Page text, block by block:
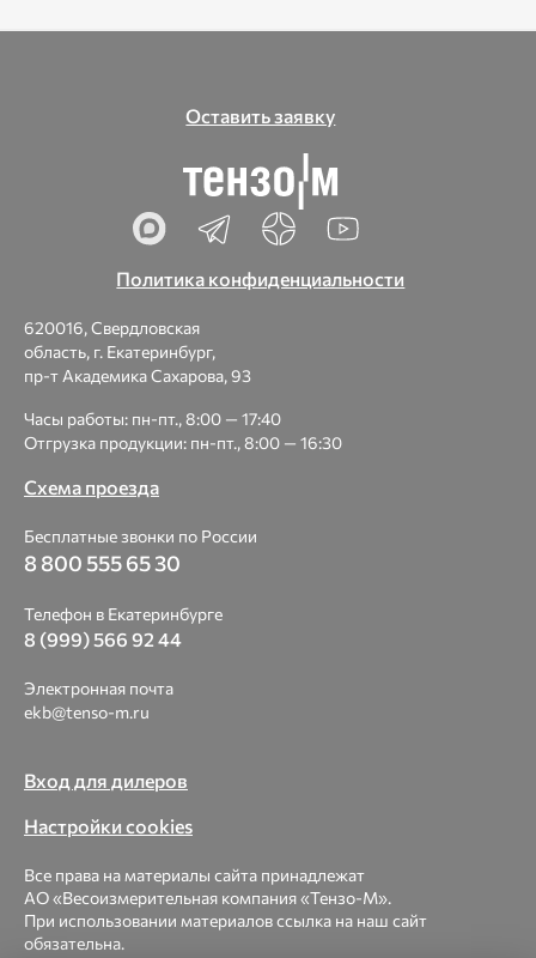
Оставить заявку
Политика конфиденциальности
620016, Свердловская
область, г. Екатеринбург,
пр-т Академика Сахарова, 93
Часы работы: пн-пт., 8:00 — 17:40
Отгрузка продукции: пн-пт., 8:00 — 16:30
Схема проезда
Бесплатные звонки по России
8 800 555 65 30
Телефон в Екатеринбурге
8 (999) 566 92 44
Электронная почта
ekb@tenso-m.ru
Вход для дилеров
Настройки cookies
Все права на материалы сайта принадлежат
АО «Весоизмерительная компания «Тензо-М».
При использовании материалов ссылка на наш сайт
обязательна.